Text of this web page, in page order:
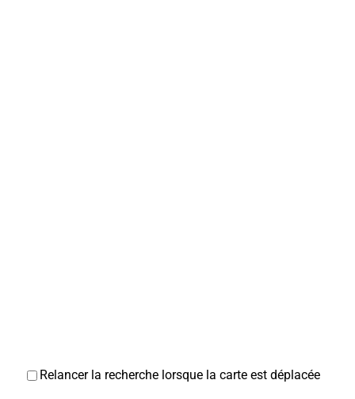
Relancer la recherche lorsque la carte est déplacée